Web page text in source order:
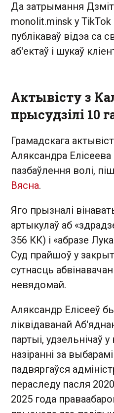
Да затрымання
monolit.minsk у TikTok
публікаваў відэа са
аб'ектаў і шукаў
Актывісту з
прысудзілі 10
Грамадскага
Аляксандра Елісеева
пазбаўлення волі,
Вясна.
Яго прызналі
артыкулаў аб
356 КК) і «абразе
Суд прайшоў у
сутнасць
невядомай.
Аляксандр Елісееў
ліквідаванай
партыі, удзельнічаў
назіранні за
падвяргаўся
пераследу пасля
2025 года